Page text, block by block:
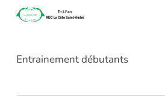
contentEntrainement débutants